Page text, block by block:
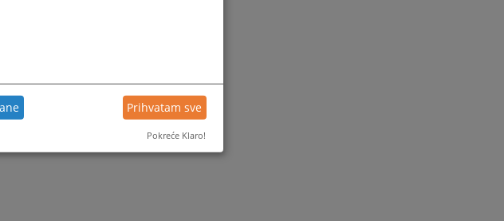
Prihvatam sve
Pokreće Klaro!